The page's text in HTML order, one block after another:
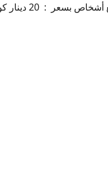
: 20 دينار كويتي .